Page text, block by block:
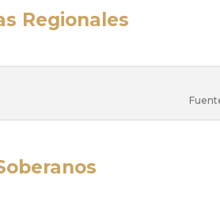
Regionales